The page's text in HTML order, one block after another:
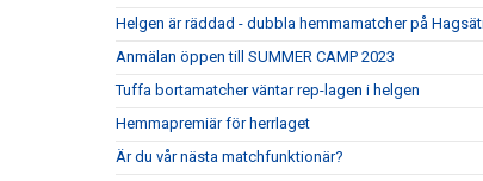
Helgen är räddad - dubbla hemmamatcher på
Anmälan öppen till SUMMER CAMP 2023
Tuffa bortamatcher väntar rep-lagen i helgen
Hemmapremiär för herrlaget
Är du vår nästa matchfunktionär?